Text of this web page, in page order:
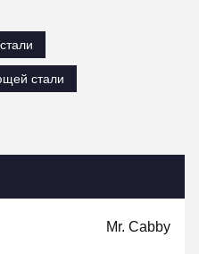
стали
Mr. Cabby